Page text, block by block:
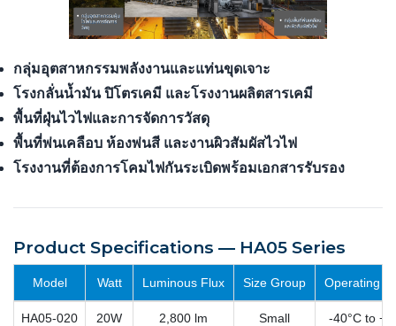
กลุ่มอุตสาหกรรมพลังงานและแท่นขุดเจาะ
โรงกลั่นน้ำมัน ปิโตรเคมี และโรงงานผลิตสารเคมี
พื้นที่ฝุ่นไวไฟและการจัดการวัสดุ
พื้นที่พ่นเคลือบ ห้องพ่นสี และงานผิวสัมผัสไวไฟ
โรงงานที่ต้องการโคมไฟกันระเบิดพร้อมเอกสารรับรอง
Product Specifications — HA05 Series
Model Watt Luminous Flux Size Group Operating
HA05-020 20W 2,800 lm Small -40°C to